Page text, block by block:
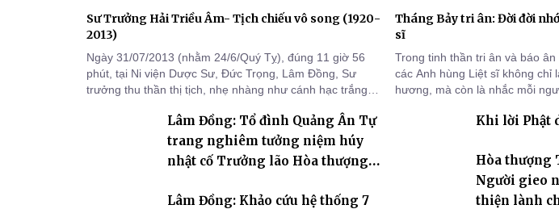
Sư Trưởng Hải Triều Âm- Tịch chiếu vô song (1920-
2013)
Ngày 31/07/2013 (nhằm 24/6/Quý Tỵ), đúng 11 giờ 56
phút, tại Ni viện Dược Sư, Đức Trọng, Lâm Đồng, Sư
trưởng thu thần thị tịch, nhẹ nhàng như cánh hạc trắng
Lâm Đồng: Tổ đình Quảng Ân Tự
trang nghiêm tưởng niệm húy
nhật cố Trưởng lão Hòa thượng
Lâm Đồng: Khảo cứu hệ thống 7
Tháng Bảy tri ân: Đời đời
sĩ
Trong tinh thần tri ân và báo
các Anh hùng Liệt sĩ không chỉ
hương, mà còn là nhắc mỗi
Khi lời Phật
Hòa
Người gieo
thiện lành